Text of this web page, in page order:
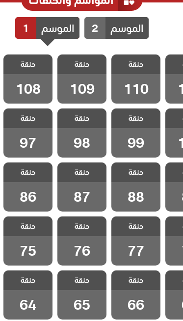
الموسم 2 الموسم 1
مسلسل مد وجزر
مدبلج الحلقة
110
حلقة
110
مسلسل مد وجزر
مدبلج الحلقة
109
حلقة
109
مسلسل مد وجزر
مدبلج الحلقة
108
حلقة
108
مسلسل مد وجزر
مدبلج الحلقة 99
حلقة
99
مسلسل مد وجزر
مدبلج الحلقة 98
حلقة
98
مسلسل مد وجزر
مدبلج الحلقة 97
حلقة
97
مسلسل مد وجزر
مدبلج الحلقة 88
حلقة
88
مسلسل مد وجزر
مدبلج الحلقة 87
حلقة
87
مسلسل مد وجزر
مدبلج الحلقة 86
حلقة
86
مسلسل مد وجزر
مدبلج الحلقة 77
حلقة
77
مسلسل مد وجزر
مدبلج الحلقة 76
حلقة
76
مسلسل مد وجزر
مدبلج الحلقة 75
حلقة
75
مسلسل مد وجزر
مدبلج الحلقة 66
حلقة
66
مسلسل مد وجزر
مدبلج الحلقة 65
حلقة
65
مسلسل مد وجزر
مدبلج الحلقة 64
حلقة
64